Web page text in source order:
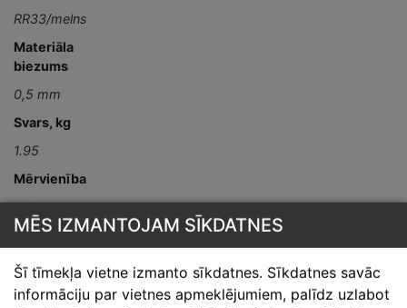
RR33/melns
Materiāla
biezums
0,5 mm
Svars, kg
1.95
Mērvienība
gab
Detaļas garums,
L-2000
MĒS IZMANTOJAM SĪKDATNES
Šī tīmekļa vietne izmanto sīkdatnes. Sīkdatnes savāc
informāciju par vietnes apmeklējumiem, palīdz uzlabot